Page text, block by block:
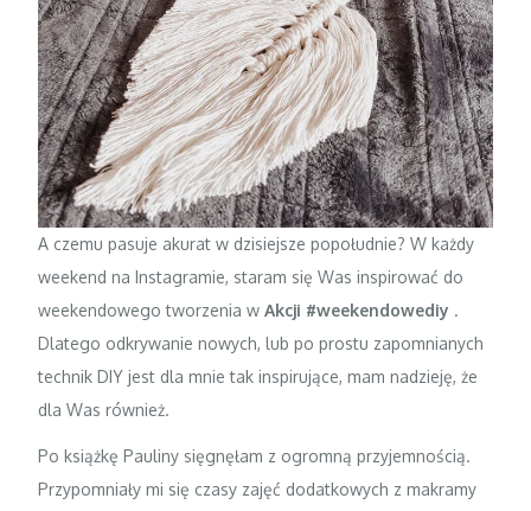
A czemu pasuje akurat w dzisiejsze popołudnie? W każdy
weekend na Instagramie, staram się Was inspirować do
weekendowego tworzenia wAkcji #weekendowediy .
Dlatego odkrywanie nowych, lub po prostu zapomnianych
technik DIY jest dla mnie tak inspirujące, mam nadzieję, że
dla Was również.
Po książkę Pauliny sięgnęłam z ogromną przyjemnością.
Przypomniały mi się czasy zajęć dodatkowych z makramy